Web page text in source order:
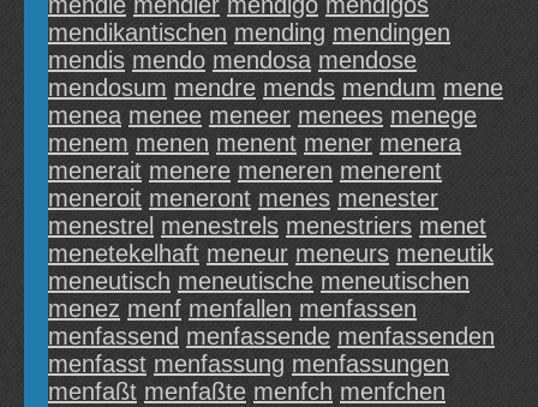
mendikantischen mending mendingen
mendis mendo mendosa mendose
mendosum mendre mends mendum mene
menea menee meneer menees menege
menem menen menent mener menera
menerait menere meneren menerent
meneroit meneront menes menester
menestrel menestrels menestriers menet
menetekelhaft meneur meneurs meneutik
meneutisch meneutische meneutischen
menez menf menfallen menfassen
menfassend menfassende menfassenden
menfasst menfassung menfassungen
menfaßt menfaßte menfch menfchen